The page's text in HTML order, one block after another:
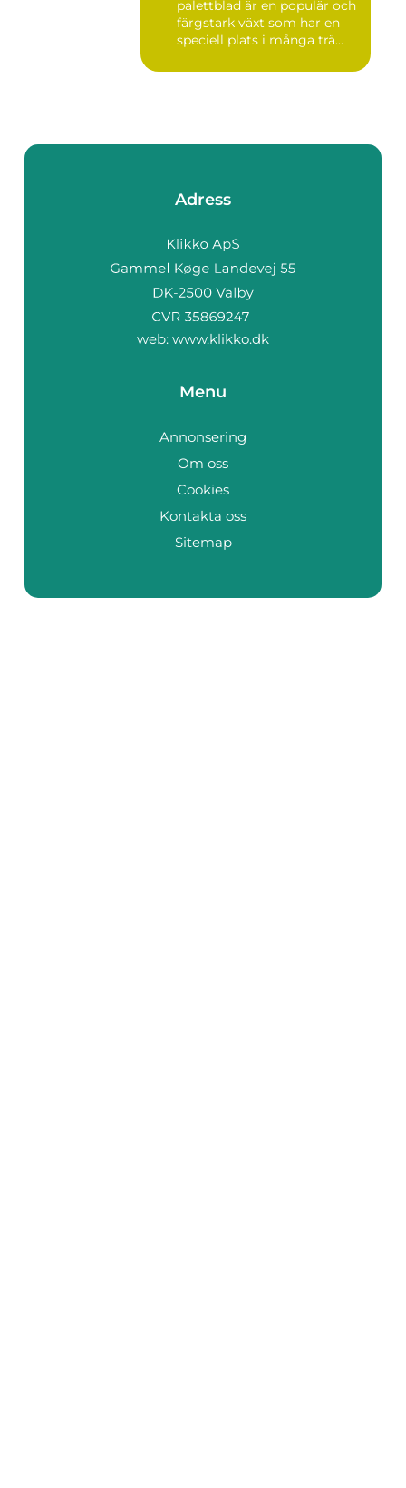
palettblad är en populär och
färgstark växt som har en
speciell plats i många trä...
Adress
web: www.klikko.dk
Menu
Annonsering
Om oss
Cookies
Kontakta oss
Sitemap